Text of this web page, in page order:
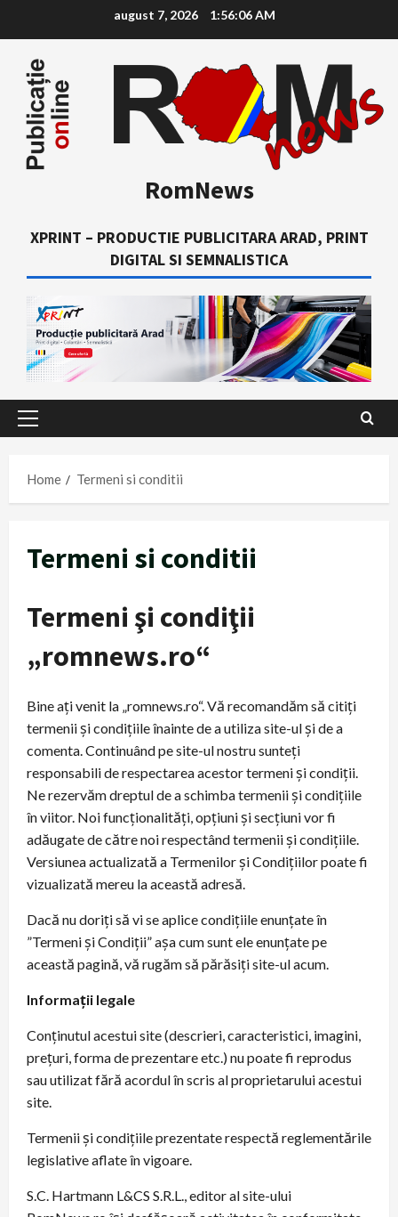
content
august 7, 2026 1:56:06 AM
RomNews
XPRINT – PRODUCTIE PUBLICITARA ARAD, PRINT
DIGITAL SI SEMNALISTICA
Primary
Home
Termeni si conditii
Termeni si conditii
Termeni şi condiţii
„romnews.ro“
Bine aţi venit la „romnews.ro“. Vă recomandăm să citiţi
termenii şi condiţiile înainte de a utiliza site-ul şi de a
comenta. Continuând pe site-ul nostru sunteţi
responsabili de respectarea acestor termeni şi condiţii.
Ne rezervăm dreptul de a schimba termenii şi condiţiile
în viitor. Noi funcţionalităţi, opţiuni şi secţiuni vor fi
adăugate de către noi respectând termenii şi condiţiile.
Versiunea actualizată a Termenilor şi Condiţiilor poate fi
vizualizată mereu la această adresă.
Dacă nu doriți să vi se aplice condițiile enunțate în
”Termeni și Condiții” așa cum sunt ele enunțate pe
această pagină, vă rugăm să părăsiți site-ul acum.
Informaţii legale
Conţinutul acestui site (descrieri, caracteristici, imagini,
preţuri, forma de prezentare etc.) nu poate fi reprodus
sau utilizat fără acordul în scris al proprietarului acestui
site.
Termenii şi condiţiile prezentate respectă reglementările
legislative aflate în vigoare.
S.C. Hartmann L&CS S.R.L., editor al site-ului